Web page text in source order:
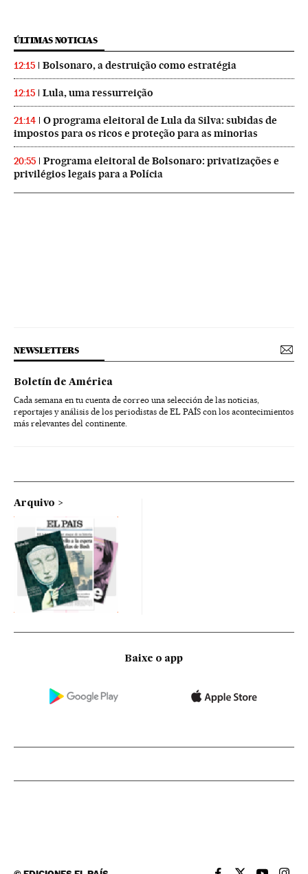
ÚLTIMAS NOTICIAS
12:15 Bolsonaro, a destruição como estratégia
12:15 Lula, uma ressurreição
21:14
O programa eleitoral de Lula da Silva: subidas de
impostos para os ricos e proteção para as minorias
20:55
Programa eleitoral de Bolsonaro: privatizações e
privilégios legais para a Polícia
NEWSLETTERS
Boletín de América
Cada semana en tu cuenta de correo una selección de las noticias,
reportajes y análisis de los periodistas de EL PAÍS con los acontecimientos
más relevantes del continente.
Arquivo
Baixe o app